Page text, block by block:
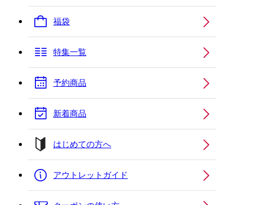
福袋
特集一覧
予約商品
新着商品
はじめての方へ
アウトレットガイド